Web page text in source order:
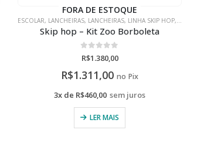
MOCHILAS,MOCHILAS
FORA DE ESTOQUE
ESCOLAR,LINHA SKIP HOP,MOCHILAS,MOCHILAS
0de 5
R$550,00
R$522,50 no Pix
3x de R$183,33 sem juros
LER MAIS